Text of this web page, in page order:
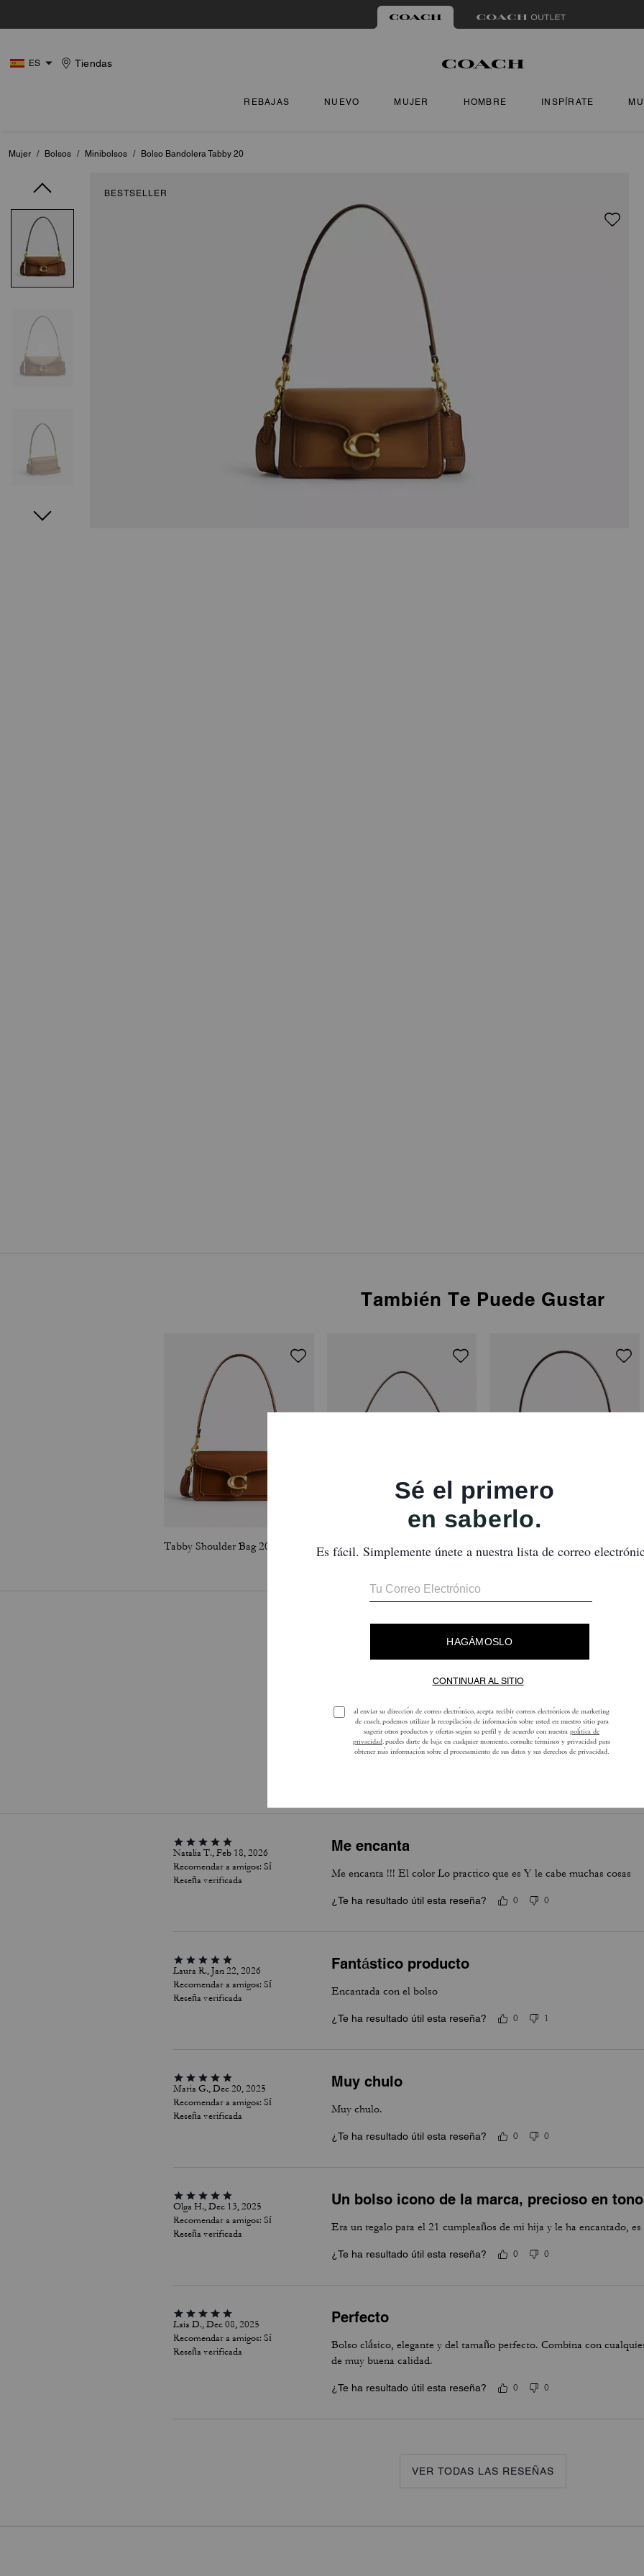
ES Tiendas
REBAJAS NUEVO MUJER HOMBRE INSPÍRATE
Mujer / Bolsos / Minibolsos / Bolso Bandolera Tabby 20
BESTSELLER
También Te Puede Gustar
Tabby Shoulder Bag 20 Tabby Shoulder Bag 26 Tabby Shoulder Bag 20
Reseñas
Natalia T., Feb 18, 2026
Recomendar a amigos: Sí
Reseña verificada
Me encanta
Me encanta !!! El color Lo practico que es Y le cabe muchas cosas
¿Te ha resultado útil esta reseña? 0 0
Laura R., Jan 22, 2026
Recomendar a amigos: Sí
Reseña verificada
Fantástico producto
Encantada con el bolso
¿Te ha resultado útil esta reseña? 0 1
Maria G., Dec 20, 2025
Recomendar a amigos: Sí
Reseña verificada
Muy chulo
Muy chulo.
¿Te ha resultado útil esta reseña? 0 0
Olga H., Dec 13, 2025
Recomendar a amigos: Sí
Reseña verificada
Un bolso icono de la marca, precioso en
Era un regalo para el 21 cumpleaños de mi hija y le ha encantado,
¿Te ha resultado útil esta reseña? 0 0
Laia D., Dec 08, 2025
Recomendar a amigos: Sí
Reseña verificada
Perfecto
Bolso clásico, elegante y del tamaño perfecto. Combina con
de muy buena calidad.
¿Te ha resultado útil esta reseña? 0 0
VER TODAS LAS RESEÑAS